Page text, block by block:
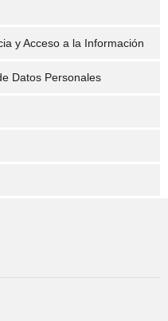
y Acceso a la Información
Datos Personales